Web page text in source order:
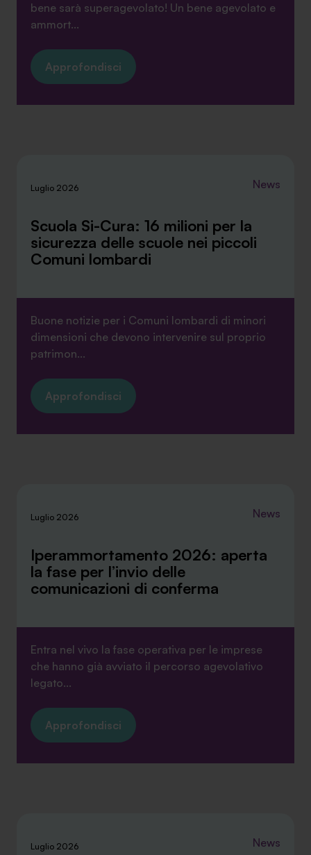
bene sarà superagevolato! Un bene agevolato e
ammort...
Approfondisci
Luglio 2026 News
Scuola Si-Cura: 16 milioni per la
sicurezza delle scuole nei piccoli
Comuni lombardi
Buone notizie per i Comuni lombardi di minori
dimensioni che devono intervenire sul proprio
patrimon...
Approfondisci
Luglio 2026 News
Iperammortamento 2026: aperta
la fase per l’invio delle
comunicazioni di conferma
Entra nel vivo la fase operativa per le imprese
che hanno già avviato il percorso agevolativo
legato...
Approfondisci
Luglio 2026 News